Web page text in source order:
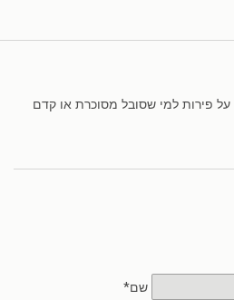
על פירות למי שסובל מסוכרת או קדם
שם*